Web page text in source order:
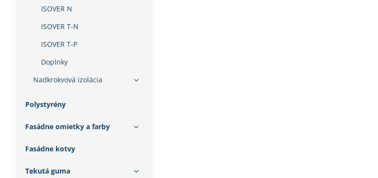
ISOVER N
ISOVER T-N
ISOVER T-P
Doplnky
Nadkrokvová izolácia
Polystyrény
Fasádne omietky a farby
Fasádne kotvy
Tekutá guma